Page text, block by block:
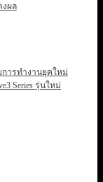
งผล
ารทำงานยุคใหม่
Series รุ่นใหม่